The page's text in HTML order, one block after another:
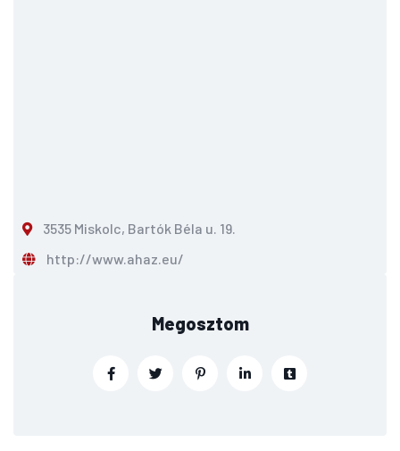
3535 Miskolc, Bartók Béla u. 19.
http://www.ahaz.eu/
Megosztom